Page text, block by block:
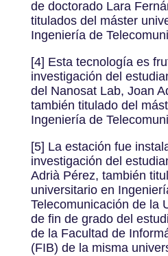
de doctorado Lara
titulados del máster
Ingeniería de
[4] Esta tecnología es
investigación del
del Nanosat Lab, Joan
también titulado del
Ingeniería de
[5] La estación fue
investigación del
Adrià Pérez, también
universitario en
Telecomunicación de la
de fin de grado del
de la Facultad de
(FIB) de la misma